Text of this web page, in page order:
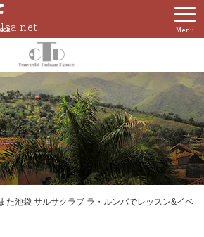
た池袋 サルサクラブ ラ・ルンバでレッスン&イベ